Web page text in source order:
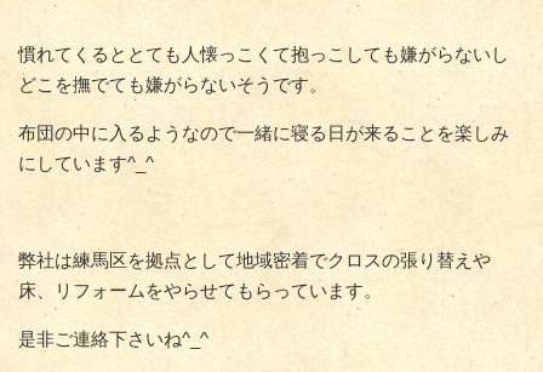
慣れてくるととても人懐っこくて抱っこしても嫌がらないし
どこを撫でても嫌がらないそうです。
布団の中に入るようなので一緒に寝る日が来ることを楽しみ
にしています^_^
弊社は練馬区を拠点として地域密着でクロスの張り替えや
床、リフォームをやらせてもらっています。
是非ご連絡下さいね^_^